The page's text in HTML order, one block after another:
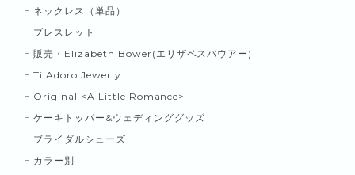
ネックレス（単品）
ブレスレット
販売・Elizabeth Bower(エリザベスバウアー)
Ti Adoro Jewerly
Original <A Little Romance>
ケーキトッパー&ウェディンググッズ
ブライダルシューズ
カラー別